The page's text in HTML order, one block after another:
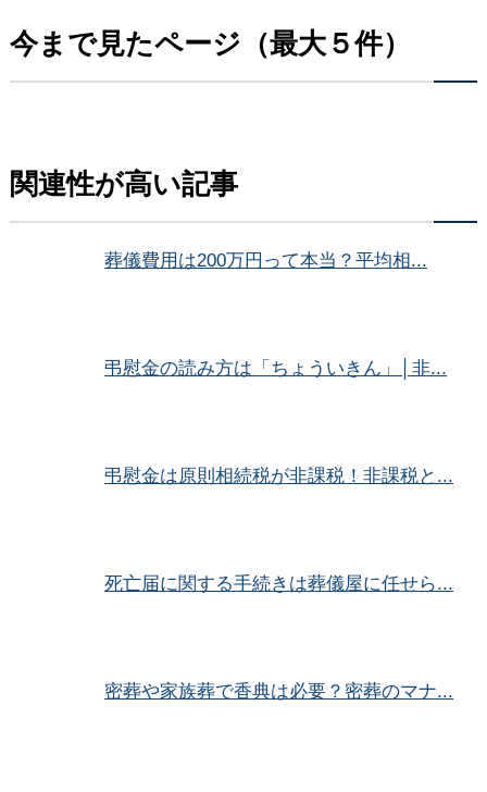
今まで見たページ（最大５件）
関連性が高い記事
葬儀費用は200万円って本当？平均相...
弔慰金の読み方は「ちょういきん」│非...
弔慰金は原則相続税が非課税！非課税と...
死亡届に関する手続きは葬儀屋に任せら...
密葬や家族葬で香典は必要？密葬のマナ...